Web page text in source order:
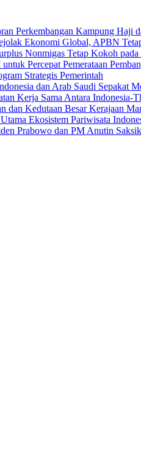
Perkembangan Kampung Haji
Ekonomi Global, APBN
Nonmigas Tetap Kokoh pada
Percepat Pemerataan
Strategis Pemerintah
dan Arab Saudi Sepakat
Kerja Sama Antara Indonesia-
Kedutaan Besar Kerajaan
Ekosistem Pariwisata
Prabowo dan PM Anutin